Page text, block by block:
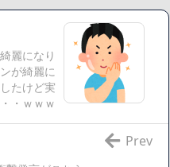
赤マスは実際に行ってみてク
ッカリになるまで焼いて重さ
の字やろなあww)」→結
・・・・・
4割が承認書と異なる製造だ
」
麗になり
が綺麗に
たけど実
・ｗｗｗ
Prev